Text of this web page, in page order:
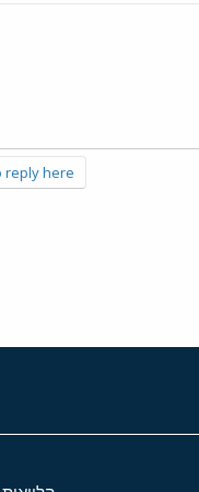
here.